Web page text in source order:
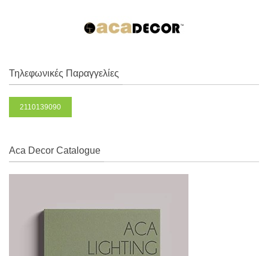
Τηλεφωνικές Παραγγελίες
2110139090
Aca Decor Catalogue